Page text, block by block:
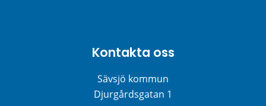
Kontakta oss
Sävsjö kommun
Djurgårdsgatan 1